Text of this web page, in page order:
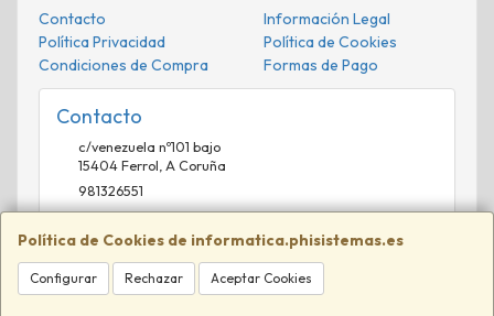
Política de Cookies de informatica.phisistemas.es
Configurar Rechazar Aceptar Cookies
Contacto
Información Legal
Política Privacidad
Política de Cookies
Condiciones de Compra
Formas de Pago
Contacto
c/venezuela nº101 bajo
15404Ferrol A Coruña
981326551
comercial@phisistemas.es
Horario